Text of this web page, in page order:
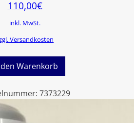
110,00€
inkl. MwSt.
Versandkosten
Warenkorb
7373229